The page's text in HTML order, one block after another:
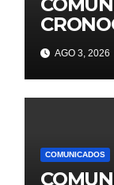
2026
AGO 3, 2026
COMUNICADOS